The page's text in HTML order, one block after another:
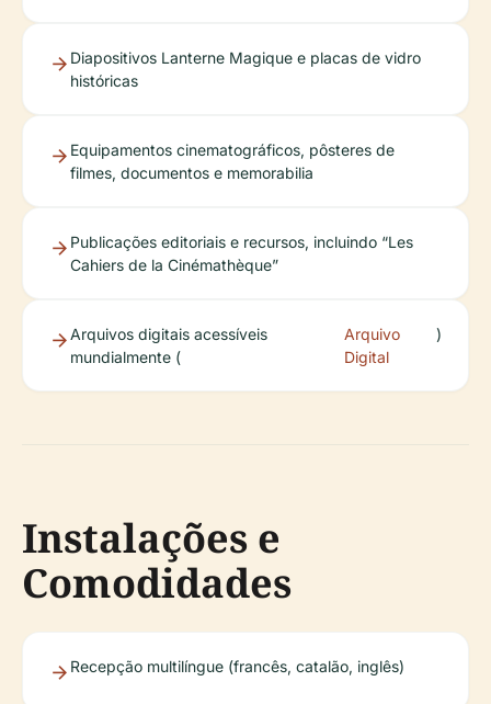
Diapositivos Lanterne Magique e placas de vidro
históricas
Equipamentos cinematográficos, pôsteres de
filmes, documentos e memorabilia
Publicações editoriais e recursos, incluindo “Les
Cahiers de la Cinémathèque”
Arquivos digitais acessíveis
mundialmente (
Arquivo
Digital
)
Instalações e
Comodidades
Recepção multilíngue (francês, catalão, inglês)